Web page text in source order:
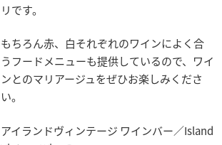
リです。
もちろん赤、白それぞれのワインによく合
うフードメニューも提供しているので、ワイ
ンとのマリアージュをぜひお楽しみくださ
い。
アイランドヴィンテージ ワインバー／Island